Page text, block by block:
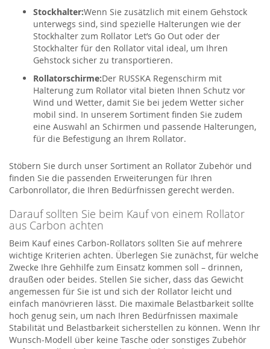
Stockhalter:Wenn Sie zusätzlich mit einem Gehstock
unterwegs sind, sind spezielle Halterungen wie der
Stockhalter zum Rollator Let’s Go Out oder der
Stockhalter für den Rollator vital ideal, um Ihren
Gehstock sicher zu transportieren.
Rollatorschirme:Der RUSSKA Regenschirm mit
Halterung zum Rollator vital bieten Ihnen Schutz vor
Wind und Wetter, damit Sie bei jedem Wetter sicher
mobil sind. In unserem Sortiment finden Sie zudem
eine Auswahl an Schirmen und passende Halterungen,
für die Befestigung an Ihrem Rollator.
Stöbern Sie durch unser Sortiment an Rollator Zubehör und
finden Sie die passenden Erweiterungen für Ihren
Carbonrollator, die Ihren Bedürfnissen gerecht werden.
Darauf sollten Sie beim Kauf von einem Rollator
aus Carbon achten
Beim Kauf eines Carbon-Rollators sollten Sie auf mehrere
wichtige Kriterien achten. Überlegen Sie zunächst, für welche
Zwecke Ihre Gehhilfe zum Einsatz kommen soll – drinnen,
draußen oder beides. Stellen Sie sicher, dass das Gewicht
angemessen für Sie ist und sich der Rollator leicht und
einfach manövrieren lässt. Die maximale Belastbarkeit sollte
hoch genug sein, um nach Ihren Bedürfnissen maximale
Stabilität und Belastbarkeit sicherstellen zu können. Wenn Ihr
Wunsch-Modell über keine Tasche oder sonstiges Zubehör